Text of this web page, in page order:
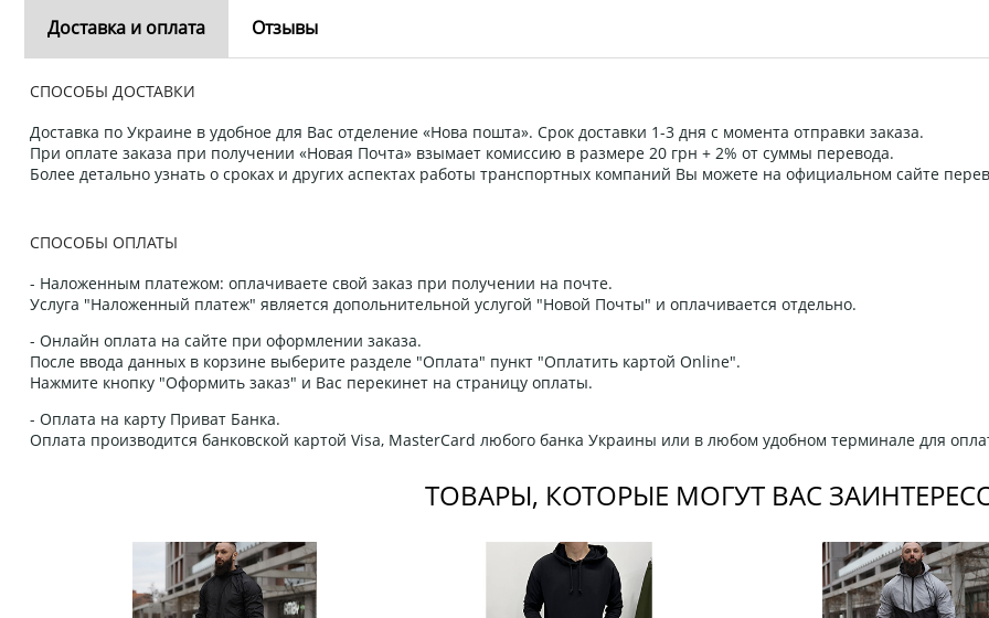
Доставка и оплата Отзывы
СПОСОБЫ ДОСТАВКИ
Доставка по Украине в удобное для Вас отделение «Нова пошта». Срок доставки 1-3 дня с момента отправки заказа.
При оплате заказа при получении «Новая Почта» взымает комиссию в размере 20 грн + 2% от суммы перевода.
Более детально узнать о сроках и других аспектах работы транспортных компаний Вы можете на официальном сайте
СПОСОБЫ ОПЛАТЫ
- Наложенным платежом: оплачиваете свой заказ при получении на почте.
Услуга "Наложенный платеж" является допольнительной услугой "Новой Почты" и оплачивается отдельно.
- Онлайн оплата на сайте при оформлении заказа.
После ввода данных в корзине выберите разделе "Оплата" пункт "Оплатить картой Online".
Нажмите кнопку "Оформить заказ" и Вас перекинет на страницу оплаты.
- Оплата на карту Приват Банка.
Оплата производится банковской картой Visa, MasterCard любого банка Украины или в любом удобном терминале для
ТОВАРЫ, КОТОРЫЕ МОГУТ ВАС